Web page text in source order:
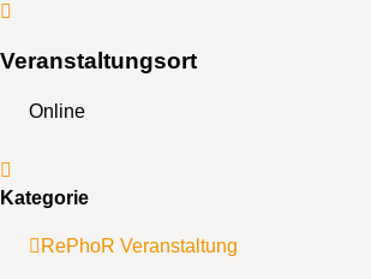
Veranstaltungsort
Online
Kategorie
RePhoR Veranstaltung